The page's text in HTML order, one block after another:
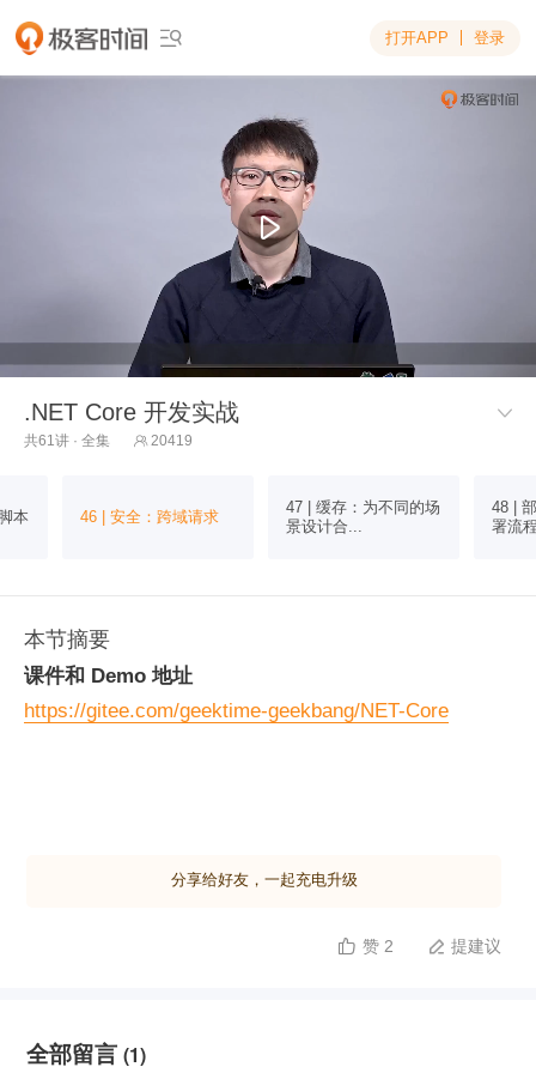
 打开APP 登录
.NET Core 开发实战 
共61讲 · 全集  20419
本 46 | 安全：跨域请求
47 | 缓存：为不同的场
景设计合...
48 |
署流
本节摘要
课件和 Demo 地址
https://gitee.com/geektime-geekbang/NET-Core
分享给好友，一起充电升级
 赞 2  提建议
全部留言 (1)